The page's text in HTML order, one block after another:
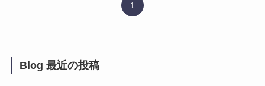
1
Blog 最近の投稿